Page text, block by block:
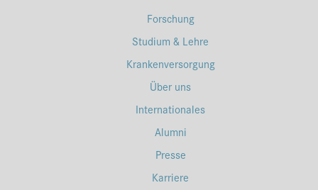
Forschung
Studium & Lehre
Krankenversorgung
Über uns
Internationales
Alumni
Presse
Karriere